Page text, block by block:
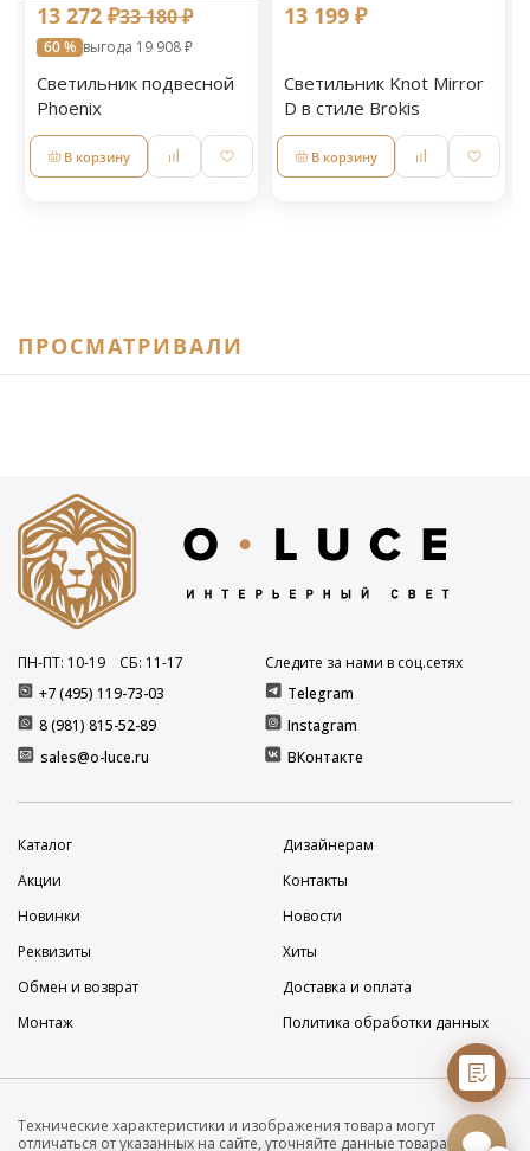
13 272 ₽33 180 ₽
60 % выгода 19 908 ₽
Светильник подвесной
Phoenix
В корзину
13 199 ₽
Светильник Knot Mirror
D в стиле Brokis
В корзину
ПРОСМАТРИВАЛИ
+7 (495) 119-73-03
8 (981) 815-52-89
ПН-ПТ: 10-19 СБ: 11-17
sales@o-luce.ru
Следите за нами в соц.сетях
Telegram
Instagram
ВКонтакте
Каталог
Дизайнерам
Акции
Контакты
Новинки
Новости
Реквизиты
Хиты
Обмен и возврат
Доставка и оплата
Монтаж
Политика обработки данных
Технические характеристики и изображения товара могут
отличаться от указанных на сайте, уточняйте данные товара на